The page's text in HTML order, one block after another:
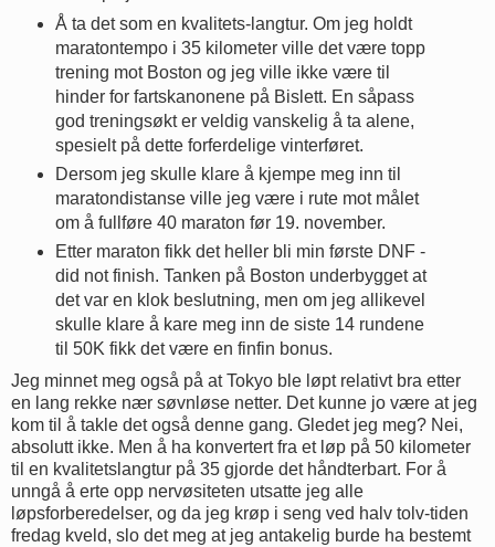
Å ta det som en kvalitets-langtur. Om jeg holdt
maratontempo i 35 kilometer ville det være topp
trening mot Boston og jeg ville ikke være til
hinder for fartskanonene på Bislett. En såpass
god treningsøkt er veldig vanskelig å ta alene,
spesielt på dette forferdelige vinterføret.
Dersom jeg skulle klare å kjempe meg inn til
maratondistanse ville jeg være i rute mot målet
om å fullføre 40 maraton før 19. november.
Etter maraton fikk det heller bli min første DNF -
did not finish. Tanken på Boston underbygget at
det var en klok beslutning, men om jeg allikevel
skulle klare å kare meg inn de siste 14 rundene
til 50K fikk det være en finfin bonus.
Jeg minnet meg også på at Tokyo ble løpt relativt bra etter
en lang rekke nær søvnløse netter. Det kunne jo være at jeg
kom til å takle det også denne gang. Gledet jeg meg? Nei,
absolutt ikke. Men å ha konvertert fra et løp på 50 kilometer
til en kvalitetslangtur på 35 gjorde det håndterbart. For å
unngå å erte opp nervøsiteten utsatte jeg alle
løpsforberedelser, og da jeg krøp i seng ved halv tolv-tiden
fredag kveld, slo det meg at jeg antakelig burde ha bestemt